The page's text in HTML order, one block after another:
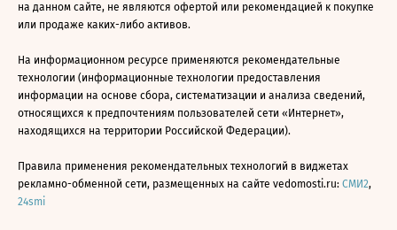
на данном сайте, не являются офертой или рекомендацией к покупке
или продаже каких-либо активов.
На информационном ресурсе применяются рекомендательные
технологии (информационные технологии предоставления
информации на основе сбора, систематизации и анализа сведений,
относящихся к предпочтениям пользователей сети «Интернет»,
находящихся на территории Российской Федерации).
Правила применения рекомендательных технологий в виджетах
рекламно-обменной сети, размещенных на сайте vedomosti.ru: СМИ2,
24smi